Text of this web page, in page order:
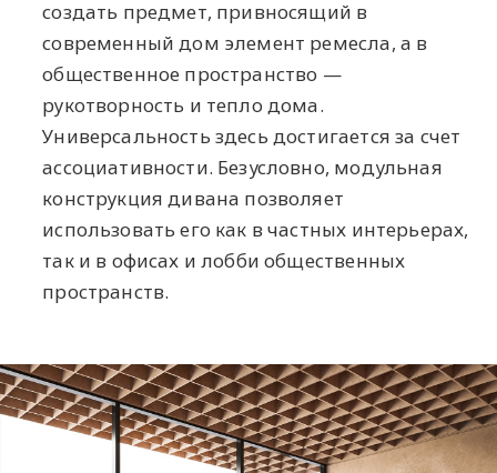
создать предмет, привносящий в
современный дом элемент ремесла, а в
общественное пространство —
рукотворность и тепло дома.
Универсальность здесь достигается за счет
ассоциативности. Безусловно, модульная
конструкция дивана позволяет
использовать его как в частных интерьерах,
так и в офисах и лобби общественных
пространств.